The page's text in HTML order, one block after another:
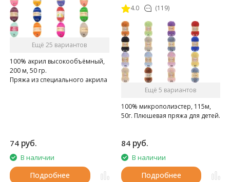
Ещё 25 вариантов
100% акрил высокообъёмный,
200 м, 50 гр.
Пряжа из специального акрила
74 руб.
В наличии
Подробнее
4.0 (119)
Ещё 5 вариантов
100% микрополиэстер, 115м,
50г. Плюшевая пряжа для детей.
84 руб.
В наличии
Подробнее